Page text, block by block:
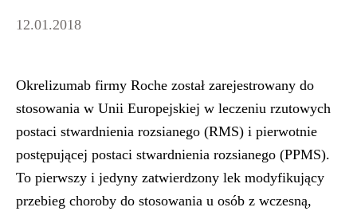
12.01.2018
Okrelizumab firmy Roche został zarejestrowany do
stosowania w Unii Europejskiej w leczeniu rzutowych
postaci stwardnienia rozsianego (RMS) i pierwotnie
postępującej postaci stwardnienia rozsianego (PPMS).
To pierwszy i jedyny zatwierdzony lek modyfikujący
przebieg choroby do stosowania u osób z wczesną,